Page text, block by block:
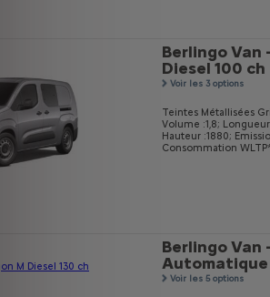
Berlingo Van
Diesel 100
Voir les 3 options
Teintes Métallisées
Volume :1,8;
Hauteur :1880;
Consommation
Berlingo Van
Automatique
Voir les 5 options